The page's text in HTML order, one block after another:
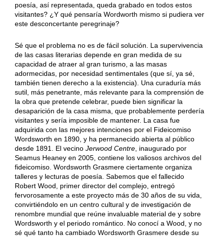
poesía, así representada, queda grabado en todos estos
visitantes? ¿Y qué pensaría Wordworth mismo si pudiera ver
este desconcertante peregrinaje?
Sé que el problema no es de fácil solución. La supervivencia
de las casas literarias depende en gran medida de su
capacidad de atraer al gran turismo, a las masas
adormecidas, por necesidad sentimentales (que sí, ya sé,
también tienen derecho a la existencia). Una curaduría más
sutil, más penetrante, más relevante para la comprensión de
la obra que pretende celebrar, puede bien significar la
desaparición de la casa misma, que probablemente perdería
visitantes y sería imposible de mantener. La casa fue
adquirida con las mejores intenciones por el Fideicomiso
Wordsworth en 1890, y ha permanecido abierta al público
desde 1891. El vecino Jerwood Centre, inaugurado por
Seamus Heaney en 2005, contiene los valiosos archivos del
fideicomiso. Wordsworth Grasmere ciertamente organiza
talleres y lecturas de poesía. Sabemos que el fallecido
Robert Wood, primer director del complejo, entregó
fervorosamente a este proyecto más de 30 años de su vida,
convirtiéndolo en un centro cultural y de investigación de
renombre mundial que reúne invaluable material de y sobre
Wordsworth y el periodo romántico. No conocí a Wood, y no
sé qué tanto ha cambiado Wordsworth Grasmere desde su